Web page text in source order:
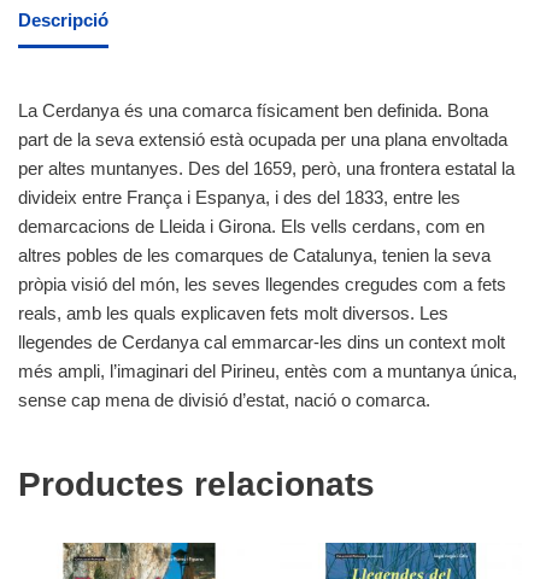
Descripció
La Cerdanya és una comarca físicament ben definida. Bona
part de la seva extensió està ocupada per una plana envoltada
per altes muntanyes. Des del 1659, però, una frontera estatal la
divideix entre França i Espanya, i des del 1833, entre les
demarcacions de Lleida i Girona. Els vells cerdans, com en
altres pobles de les comarques de Catalunya, tenien la seva
pròpia visió del món, les seves llegendes cregudes com a fets
reals, amb les quals explicaven fets molt diversos. Les
llegendes de Cerdanya cal emmarcar-les dins un context molt
més ampli, l’imaginari del Pirineu, entès com a muntanya única,
sense cap mena de divisió d’estat, nació o comarca.
Productes relacionats